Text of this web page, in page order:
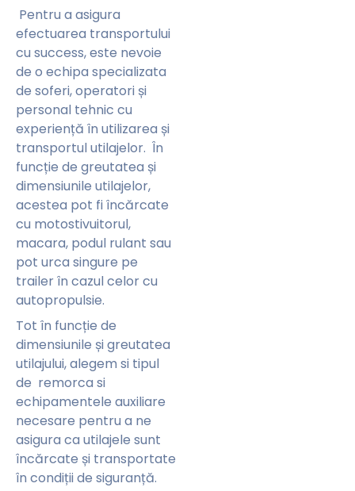
Pentru a asigura
efectuarea transportului
cu success, este nevoie
de o echipa specializata
de soferi, operatori și
personal tehnic cu
experiență în utilizarea și
transportul utilajelor. În
funcție de greutatea și
dimensiunile utilajelor,
acestea pot fi încărcate
cu motostivuitorul,
macara, podul rulant sau
pot urca singure pe
trailer în cazul celor cu
autopropulsie.
Tot în funcție de
dimensiunile și greutatea
utilajului, alegem si tipul
de remorca si
echipamentele auxiliare
necesare pentru a ne
asigura ca utilajele sunt
încărcate și transportate
în condiții de siguranță.